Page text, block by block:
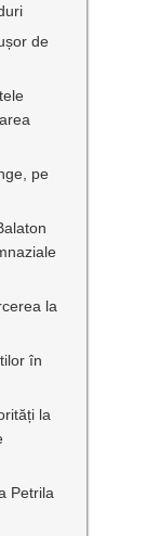
de
pe
la
în
la
Petrila